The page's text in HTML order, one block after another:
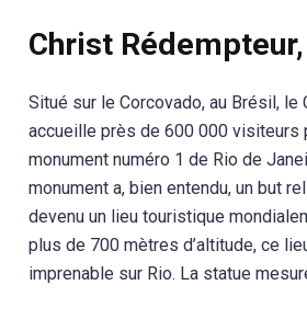
Christ
Situé sur le Corcovado, au Brésil, le
accueille près de 600 000 visiteurs
monument numéro 1 de Rio de
monument a, bien entendu, un but
devenu un lieu touristique
plus de 700 mètres d’altitude, ce
imprenable sur Rio. La statue